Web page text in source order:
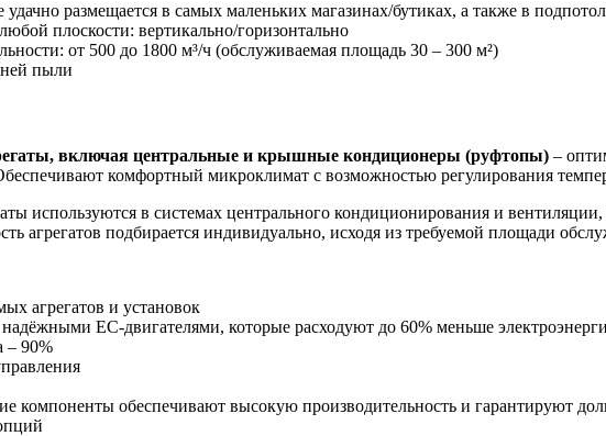
размещается в самых маленьких магазинах/бутиках, а также в
плоскости: вертикально/горизонтально
от 500 до 1800 м³/ч (обслуживаемая площадь 30 – 300 м²)
пыли
включая центральные и крышные кондиционеры (руфтопы) –
комфортный микроклимат с возможностью регулирования
используются в системах центрального кондиционирования и
агрегатов подбирается индивидуально, исходя из требуемой площади
агрегатов и установок
ЕС-двигателями, которые расходуют до 60% меньше
– 90%
компоненты обеспечивают высокую производительность и гарантируют